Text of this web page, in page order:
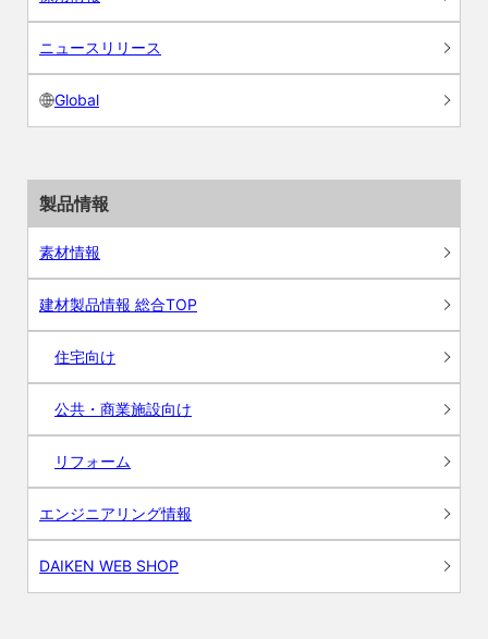
ニュースリリース
Global
製品情報
素材情報
建材製品情報 総合TOP
住宅向け
公共・商業施設向け
リフォーム
エンジニアリング情報
DAIKEN WEB SHOP